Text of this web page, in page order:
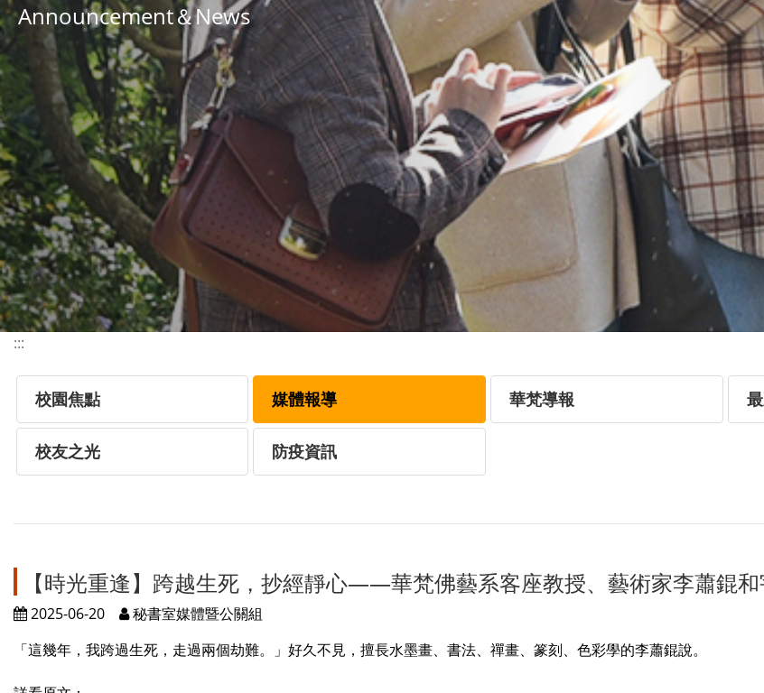
Announcement＆News
:::
校園焦點 媒體報導 華梵導報
校友之光 防疫資訊
【時光重逢】跨越生死，抄經靜心——華梵佛藝系客座教授、藝術家李蕭錕和
2025-06-20
秘書室媒體暨公關組
「這幾年，我跨過生死，走過兩個劫難。」好久不見，擅長水墨畫、書法、禪畫、篆刻、色彩學的李蕭錕說。